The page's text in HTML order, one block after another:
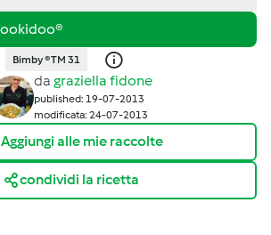
Bimby ® TM 31
da graziella fidone
published: 19-07-2013
modificata: 24-07-2013
Aggiungi alle mie raccolte
condividi la ricetta